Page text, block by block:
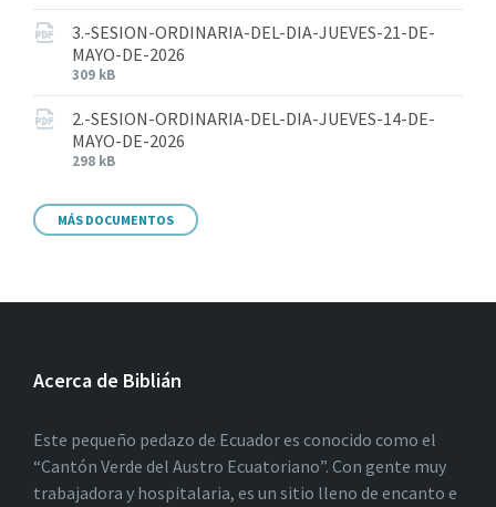
3.-SESION-ORDINARIA-DEL-DIA-JUEVES-21-DE-
MAYO-DE-2026
309 kB
2.-SESION-ORDINARIA-DEL-DIA-JUEVES-14-DE-
MAYO-DE-2026
298 kB
MÁS DOCUMENTOS
Acerca de Biblián
Este pequeño pedazo de Ecuador es conocido como el
“Cantón Verde del Austro Ecuatoriano”. Con gente muy
trabajadora y hospitalaria, es un sitio lleno de encanto e